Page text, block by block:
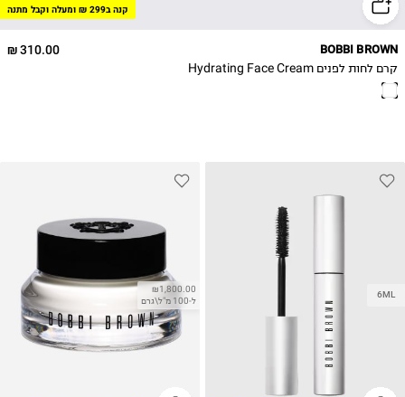
קנה ב299 ₪ ומעלה וקבל מתנה
310.00 ₪ BOBBI BROWN
קרם לחות לפנים Hydrating Face Cream
6ML
₪1,800.00
ל-100 מ"ל\גרם